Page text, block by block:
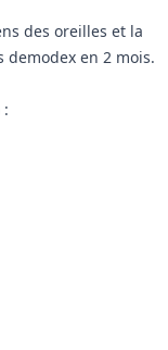
des oreilles et la
en 2 mois.